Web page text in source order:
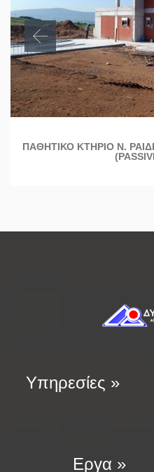
ΠΑΘΗΤΙΚΟ ΚΤΗΡΙΟ Ν.
Υπηρεσίες »
Εργα »